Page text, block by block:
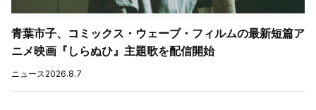
青葉市子、コミックス・ウェーブ・フィルムの最新短篇ア
ニメ映画『しらぬひ』主題歌を配信開始
ニュース2026.8.7